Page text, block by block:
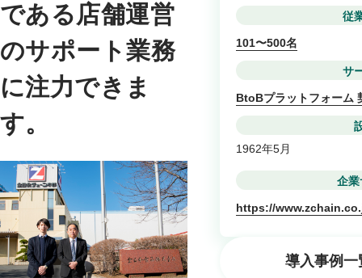
である店舗運営
のサポート業務
に注力できま
す。
従
101〜500名
サ
BtoBプラットフォーム
1962年5月
企業
https://
導入事例